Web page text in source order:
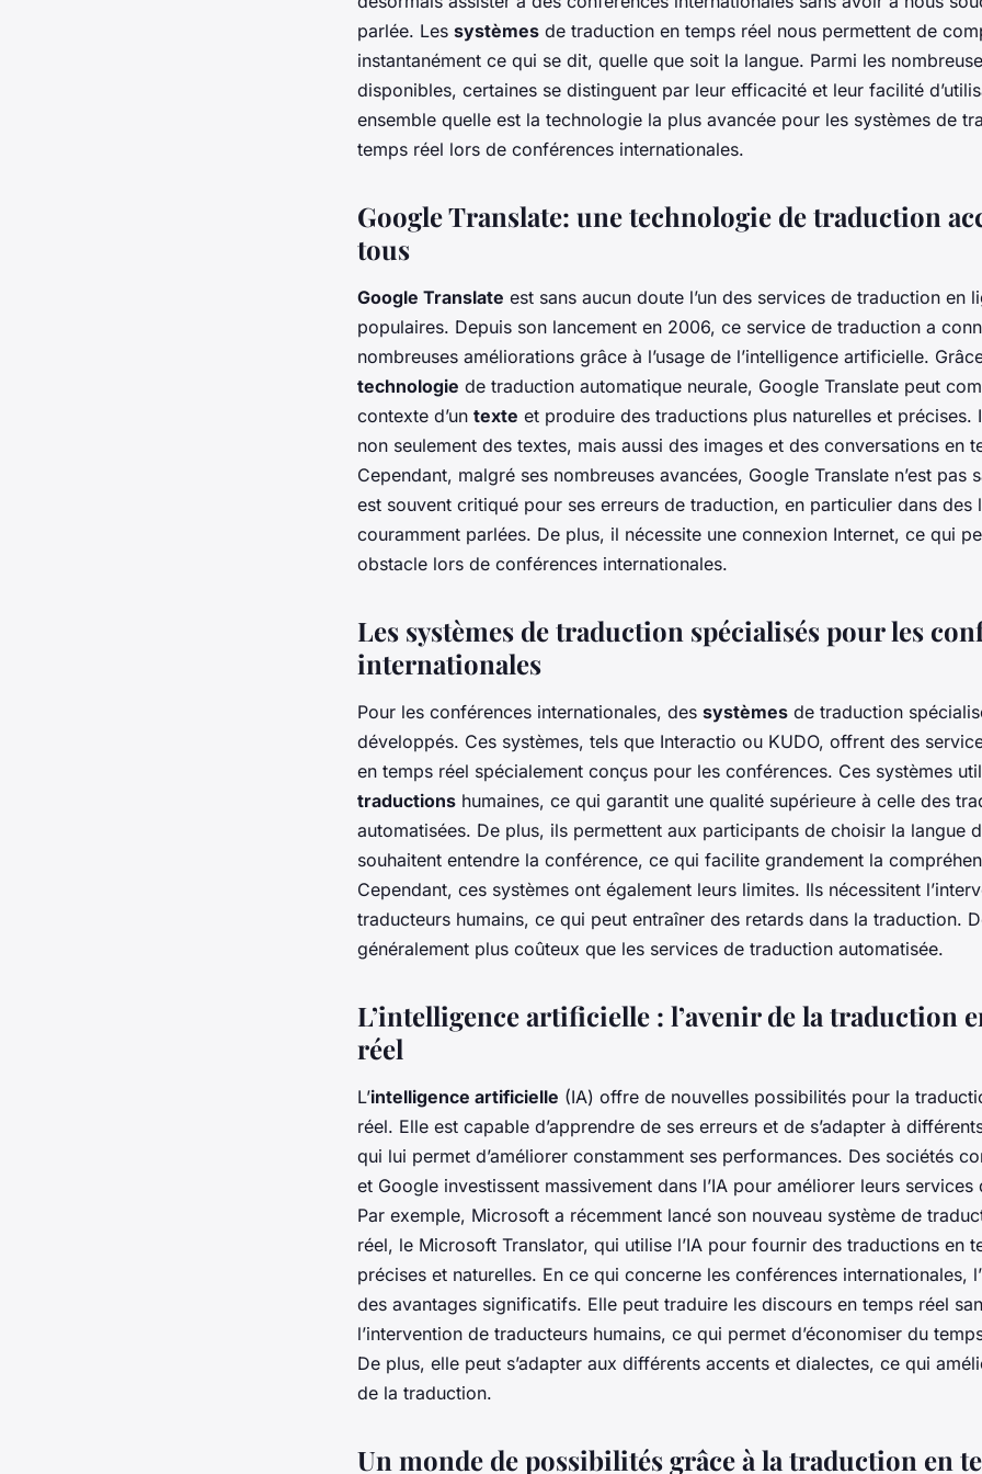
parlée. Les systèmes de traduction en temps réel nous permettent de
instantanément ce qui se dit, quelle que soit la langue. Parmi les
disponibles, certaines se distinguent par leur efficacité et leur facilité
ensemble quelle est la technologie la plus avancée pour les systèmes de
temps réel lors de conférences internationales.
Google Translate: une technologie de traduction
tous
Google Translate est sans aucun doute l’un des services de traduction en
populaires. Depuis son lancement en 2006, ce service de traduction a
nombreuses améliorations grâce à l’usage de l’intelligence artificielle.
technologie de traduction automatique neurale, Google Translate peut
contexte d’un texte et produire des traductions plus naturelles et précises.
non seulement des textes, mais aussi des images et des conversations en
Cependant, malgré ses nombreuses avancées, Google Translate n’est pas
est souvent critiqué pour ses erreurs de traduction, en particulier dans des
couramment parlées. De plus, il nécessite une connexion Internet, ce qui
obstacle lors de conférences internationales.
Les systèmes de traduction spécialisés pour les
internationales
Pour les conférences internationales, des systèmes de traduction
développés. Ces systèmes, tels que Interactio ou KUDO, offrent des
en temps réel spécialement conçus pour les conférences. Ces systèmes
traductions humaines, ce qui garantit une qualité supérieure à celle des
automatisées. De plus, ils permettent aux participants de choisir la langue
souhaitent entendre la conférence, ce qui facilite grandement la
Cependant, ces systèmes ont également leurs limites. Ils nécessitent
traducteurs humains, ce qui peut entraîner des retards dans la traduction.
généralement plus coûteux que les services de traduction automatisée.
L’intelligence artificielle : l’avenir de la traduction
réel
L’intelligence artificielle (IA) offre de nouvelles possibilités pour la
réel. Elle est capable d’apprendre de ses erreurs et de s’adapter à
qui lui permet d’améliorer constamment ses performances. Des sociétés
et Google investissent massivement dans l’IA pour améliorer leurs
Par exemple, Microsoft a récemment lancé son nouveau système de
réel, le Microsoft Translator, qui utilise l’IA pour fournir des traductions en
précises et naturelles. En ce qui concerne les conférences internationales,
des avantages significatifs. Elle peut traduire les discours en temps réel
l’intervention de traducteurs humains, ce qui permet d’économiser du
De plus, elle peut s’adapter aux différents accents et dialectes, ce qui
de la traduction.
Un monde de possibilités grâce à la traduction en